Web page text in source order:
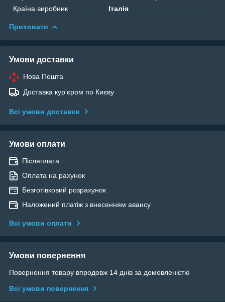
Країна виробник
Італія
Приховати
Умови доставки
Нова Пошта
Доставка кур'єром по Києву
Всі умови доставки
Умови оплати
Післяплата
Оплата на рахунок
Безготівковий розрахунок
Наложений платіж з внесенням авансу
Всі умови оплати
Умови повернення
Повернення товару впродовж 14 днів за домовленістю
Всі умови повернення